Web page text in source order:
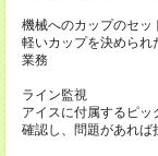
機械へのカップのセッ
軽いカップを決められ
業務
ライン監視
アイスに付属するピ
確認し、問題があれば